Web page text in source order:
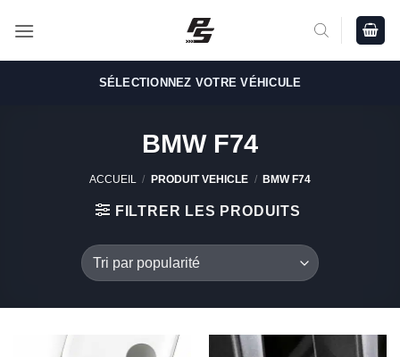
SÉLECTIONNEZ VOTRE VÉHICULE
BMW F74
ACCUEIL / PRODUIT VEHICLE / BMW F74
FILTRER LES PRODUITS